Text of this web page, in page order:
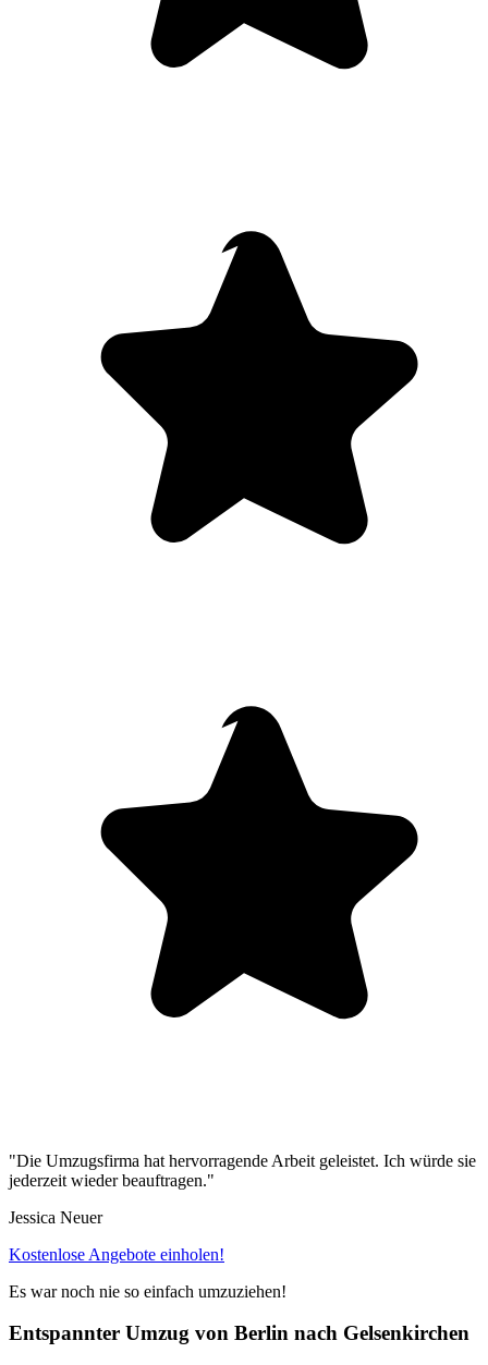
"Die Umzugsfirma hat hervorragende Arbeit geleistet. Ich würde sie
jederzeit wieder beauftragen."
Jessica Neuer
Kostenlose Angebote einholen!
Es war noch nie so einfach umzuziehen!
Entspannter Umzug von Berlin⁠ nach Gelsenkirchen